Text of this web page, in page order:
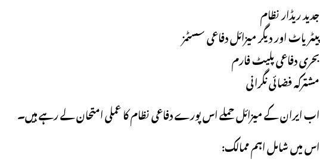
جدید ریڈار نظام
پیٹریاٹ اور دیگر میزائل دفاعی سسٹمز
بحری دفاعی پلیٹ فارم
مشترکہ فضائی نگرانی
اب ایران کے میزائل حملے اس پورے دفاعی نظام کا عملی امتحان لے رہے ہیں۔
اس میں شامل اہم ممالک: